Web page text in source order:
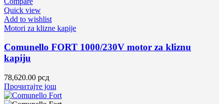
Quick view
Add to wishlist
Motori za klizne kapije
Comunello FORT 1000/230V motor za kliznu
kapiju
78,620.00 рсд
Прочитајте још